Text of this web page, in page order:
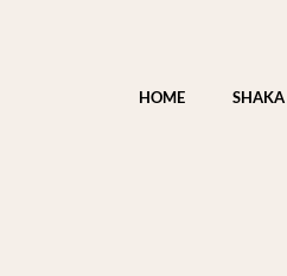
HOME SHAKA